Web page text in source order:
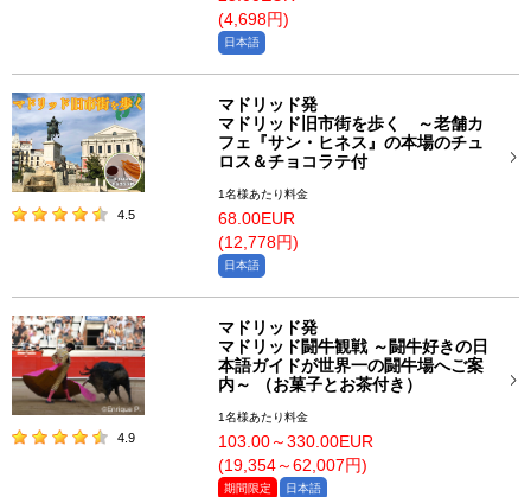
(4,698円)
日本語
4.5
マドリッド発
マドリッド旧市街を歩く ～老舗カ
フェ『サン・ヒネス』の本場のチュ
ロス＆チョコラテ付
1名様あたり料金
68.00EUR
(12,778円)
日本語
4.9
マドリッド発
マドリッド闘牛観戦 ～闘牛好きの日
本語ガイドが世界一の闘牛場へご案
内～ （お菓子とお茶付き）
1名様あたり料金
103.00～330.00EUR
(19,354～62,007円)
期間限定 日本語